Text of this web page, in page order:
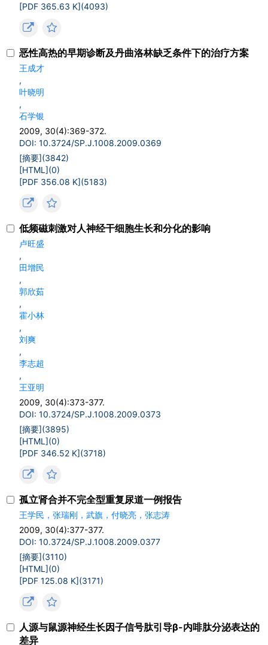
[PDF 365.63 K](4093)
恶性高热的早期诊断及丹曲洛林缺乏条件下的治疗方案
王成才
,
叶晓明
,
石学银
2009, 30(4):369-372.
DOI: 10.3724/SP.J.1008.2009.0369
[摘要](3842)
[HTML](0)
[PDF 356.08 K](5183)
低频磁刺激对人神经干细胞生长和分化的影响
卢旺盛
,
田增民
,
郭欣茹
,
霍小林
,
刘爽
,
李志超
,
王亚明
2009, 30(4):373-377.
DOI: 10.3724/SP.J.1008.2009.0373
[摘要](3895)
[HTML](0)
[PDF 346.52 K](3718)
孤立肾合并不完全型重复尿道一例报告
王学民，张瑞刚，武旗，付晓亮，张志涛
2009, 30(4):377-377.
DOI: 10.3724/SP.J.1008.2009.0377
[摘要](3110)
[HTML](0)
[PDF 125.08 K](3171)
人源与鼠源神经生长因子信号肽引导β-内啡肽分泌表达的
差异